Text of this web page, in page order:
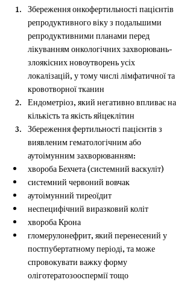
Збереження онкофертильності пацієнтів
репродуктивного віку з подальшими
репродуктивними планами перед
лікуванням онкологічних захворювань-
злоякісних новоутворень усіх
локалізацій, у тому числі лімфатичної та
кровотворної тканин
Ендометріоз, який негативно впливає на
кількість та якість яйцеклітин
Збереження фертильності пацієнтів з
виявленим гематологічним або
аутоімунним захворюванням:
хвороба Бехчета (системний васкуліт)
системний червоний вовчак
аутоімунний тиреоїдит
неспецифічний виразковий коліт
хвороба Крона
гломерулонефрит, який перенесений у
постпубертатному періоді, та може
спровокувати важку форму
оліготератозооспермії тощо